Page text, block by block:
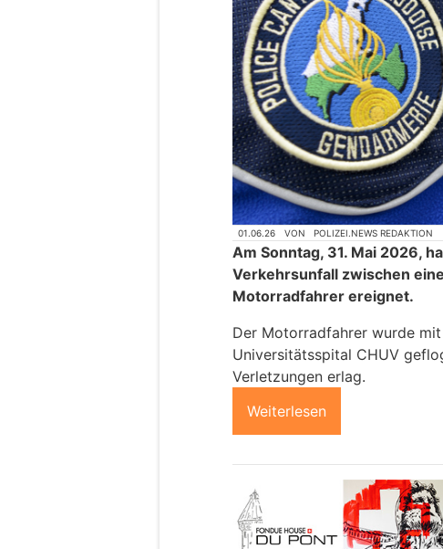
01.06.26 VON POLIZEI.NEWS REDAKTION
Am Sonntag, 31. Mai 2026,
Verkehrsunfall zwischen
Motorradfahrer ereignet.
Der Motorradfahrer wurde
Universitätsspital CHUV
Verletzungen erlag.
Weiterlesen